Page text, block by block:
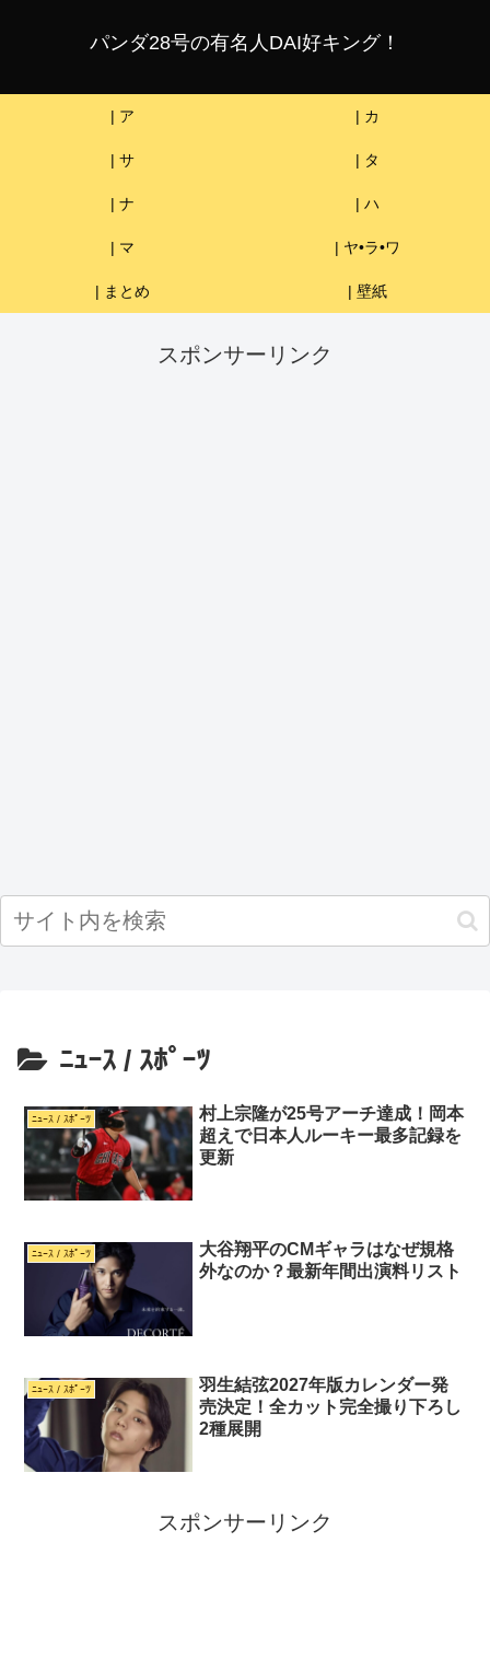
パンダ28号の有名人DAI好キング！
| ア | カ
| サ | タ
| ナ | ハ
| マ | ヤ•ラ•ワ
| まとめ | 壁紙
スポンサーリンク
ﾆｭｰｽ / ｽﾎﾟｰﾂ
ﾆｭｰｽ / ｽﾎﾟｰﾂ
村上宗隆が25号アーチ達成！岡本
超えで日本人ルーキー最多記録を
更新
ﾆｭｰｽ / ｽﾎﾟｰﾂ
大谷翔平のCMギャラはなぜ規格
外なのか？最新年間出演料リスト
ﾆｭｰｽ / ｽﾎﾟｰﾂ
羽生結弦2027年版カレンダー発
売決定！全カット完全撮り下ろし
2種展開
スポンサーリンク